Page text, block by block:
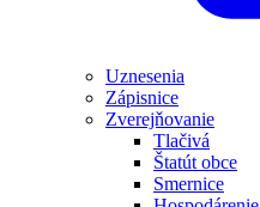
Uznesenia
Zápisnice
Zverejňovanie
Tlačivá
Štatút obce
Smernice